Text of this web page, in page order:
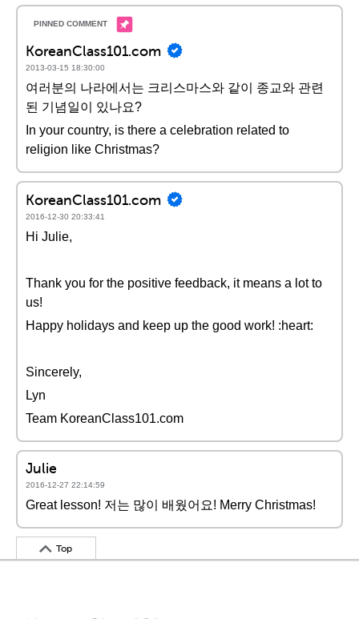
KoreanClass101.com
2013-03-15 18:30:00
여러분의 나라에서는 크리스마스와 같이 종교와 관련
된 기념일이 있나요?
In your country, is there a celebration related to
religion like Christmas?
KoreanClass101.com
2016-12-30 20:33:41
Hi Julie,
Thank you for the positive feedback, it means a lot to
us!
Happy holidays and keep up the good work! :heart:
Sincerely,
Lyn
Team KoreanClass101.com
Julie
2016-12-27 22:14:59
Great lesson! 저는 많이 배웠어요! Merry Christmas!
Top